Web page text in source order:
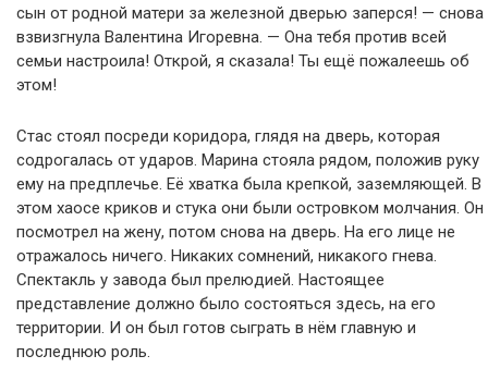
сын от родной матери за железной дверью заперся! — снова
взвизгнула Валентина Игоревна. — Она тебя против всей
семьи настроила! Открой, я сказала! Ты ещё пожалеешь об
этом!
Стас стоял посреди коридора, глядя на дверь, которая
содрогалась от ударов. Марина стояла рядом, положив руку
ему на предплечье. Её хватка была крепкой, заземляющей. В
этом хаосе криков и стука они были островком молчания. Он
посмотрел на жену, потом снова на дверь. На его лице не
отражалось ничего. Никаких сомнений, никакого гнева.
Спектакль у завода был прелюдией. Настоящее
представление должно было состояться здесь, на его
территории. И он был готов сыграть в нём главную и
последнюю роль.